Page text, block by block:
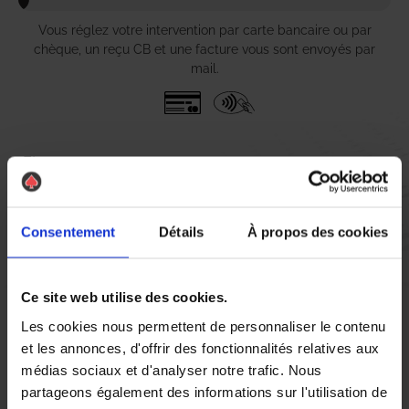
Consentement Détails À propos des cookies
Ce site web utilise des cookies.
Les cookies nous permettent de personnaliser le contenu
et les annonces, d'offrir des fonctionnalités relatives aux
médias sociaux et d'analyser notre trafic. Nous
partageons également des informations sur l'utilisation de
Vous réglez votre intervention par carte bancaire ou par
chèque, un reçu CB et une facture vous sont envoyés par
mail.
Etape 5 :
Vous évaluez la prestation
Nous avons pensé à tout
À Riom, la lutte contre les nuisibles est une priorité pour